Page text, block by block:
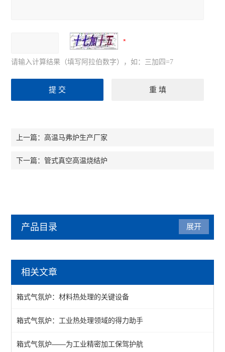
请输入计算结果（填写阿拉伯数字），如：三加四=7
上一篇： 高温马弗炉生产厂家
下一篇：管式真空高温烧结炉
产品目录
箱式气氛炉
1200℃气氛炉
1400℃气氛炉
1700℃气氛炉
展开
相关文章
箱式气氛炉：材料热处理的关键设备
箱式气氛炉：工业热处理领域的得力助手
箱式气氛炉——为工业精密加工保驾护航